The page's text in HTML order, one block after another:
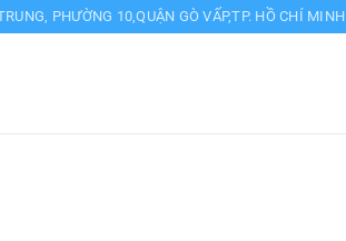
PHƯỜNG 10,QUẬN GÒ VẤP,TP. HỒ CHÍ MINH